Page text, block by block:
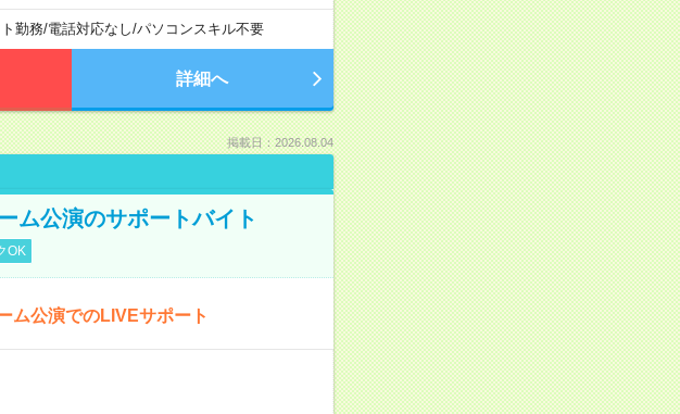
勤務/電話対応なし/パソコンスキル不要
詳細へ
掲載日：2026.08.04
ム公演のサポートバイト
OK
ム公演でのLIVEサポート